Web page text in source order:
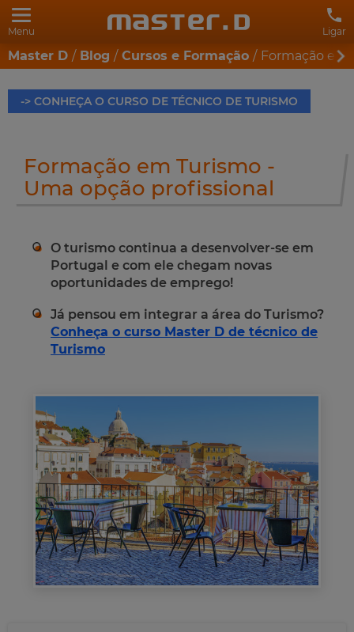
Menu Ligar
Master D Blog Cursos e Formação Formação em
-> CONHEÇA O CURSO DE TÉCNICO DE TURISMO
Formação em Turismo -
Uma opção profissional
O turismo continua a desenvolver-se em
Portugal e com ele chegam novas
oportunidades de emprego!
Já pensou em integrar a área do Turismo?
Conheça o curso Master D de técnico de
Turismo